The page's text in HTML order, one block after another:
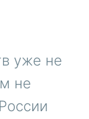
уже не
не